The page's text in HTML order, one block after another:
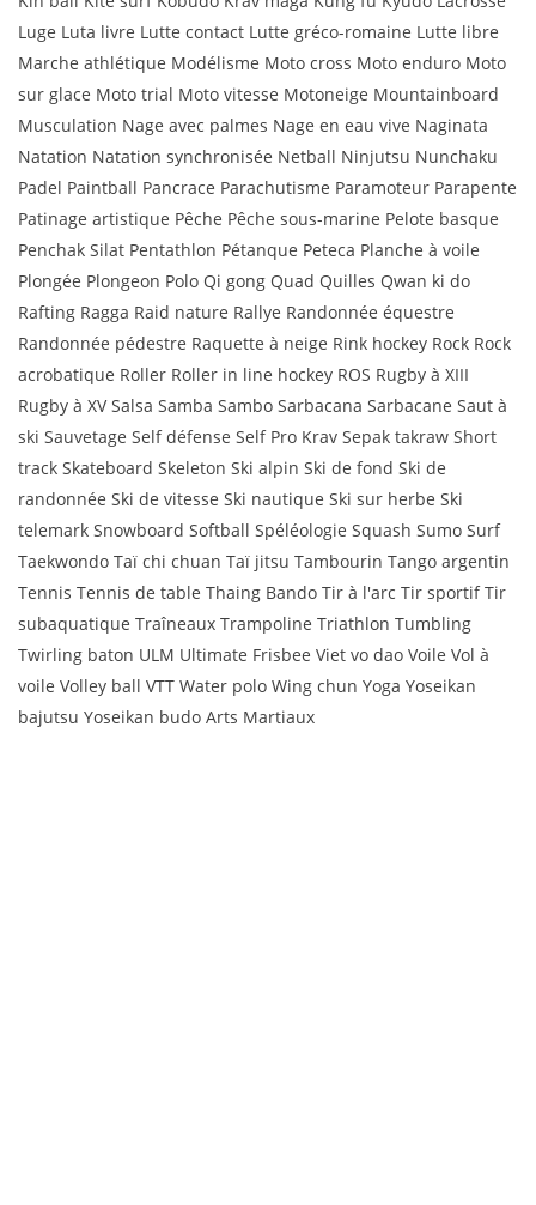
Luge Luta livre Lutte contact Lutte gréco-romaine Lutte libre
Marche athlétique Modélisme Moto cross Moto enduro Moto
sur glace Moto trial Moto vitesse Motoneige Mountainboard
Musculation Nage avec palmes Nage en eau vive Naginata
Natation Natation synchronisée Netball Ninjutsu Nunchaku
Padel Paintball Pancrace Parachutisme Paramoteur Parapente
Patinage artistique Pêche Pêche sous-marine Pelote basque
Penchak Silat Pentathlon Pétanque Peteca Planche à voile
Plongée Plongeon Polo Qi gong Quad Quilles Qwan ki do
Rafting Ragga Raid nature Rallye Randonnée équestre
Randonnée pédestre Raquette à neige Rink hockey Rock Rock
acrobatique Roller Roller in line hockey ROS Rugby à XIII
Rugby à XV Salsa Samba Sambo Sarbacana Sarbacane Saut à
ski Sauvetage Self défense Self Pro Krav Sepak takraw Short
track Skateboard Skeleton Ski alpin Ski de fond Ski de
randonnée Ski de vitesse Ski nautique Ski sur herbe Ski
telemark Snowboard Softball Spéléologie Squash Sumo Surf
Taekwondo Taï chi chuan Taï jitsu Tambourin Tango argentin
Tennis Tennis de table Thaing Bando Tir à l'arc Tir sportif Tir
subaquatique Traîneaux Trampoline Triathlon Tumbling
Twirling baton ULM Ultimate Frisbee Viet vo dao Voile Vol à
voile Volley ball VTT Water polo Wing chun Yoga Yoseikan
bajutsu Yoseikan budo Arts Martiaux